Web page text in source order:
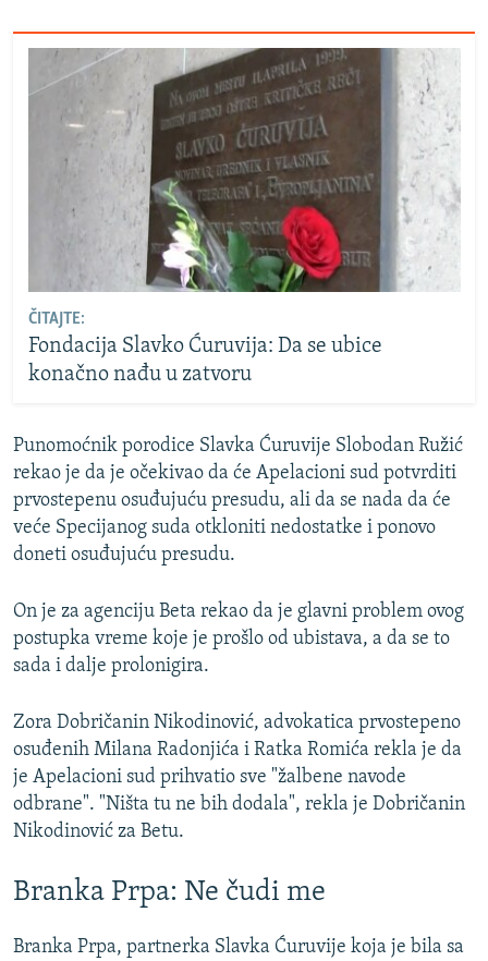
ČITAJTE:
Fondacija Slavko Ćuruvija: Da se ubice
konačno nađu u zatvoru
Punomoćnik porodice Slavka Ćuruvije Slobodan Ružić
rekao je da je očekivao da će Apelacioni sud potvrditi
prvostepenu osuđujuću presudu, ali da se nada da će
veće Specijanog suda otkloniti nedostatke i ponovo
doneti osuđujuću presudu.
On je za agenciju Beta rekao da je glavni problem ovog
postupka vreme koje je prošlo od ubistava, a da se to
sada i dalje prolonigira.
Zora Dobričanin Nikodinović, advokatica prvostepeno
osuđenih Milana Radonjića i Ratka Romića rekla je da
je Apelacioni sud prihvatio sve "žalbene navode
odbrane". "Ništa tu ne bih dodala", rekla je Dobričanin
Nikodinović za Betu.
Branka Prpa: Ne čudi me
Branka Prpa, partnerka Slavka Ćuruvije koja je bila sa